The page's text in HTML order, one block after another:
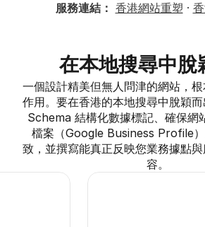
服務連結： 香港網站重塑 ·
在本地搜尋中脫
一個設計精美但無人問津的網站，
作用。要在香港的本地搜尋中脫穎
Schema 結構化數據標記、確保網
檔案（Google Business Profile
致，並撰寫能真正反映您業務據點
容。